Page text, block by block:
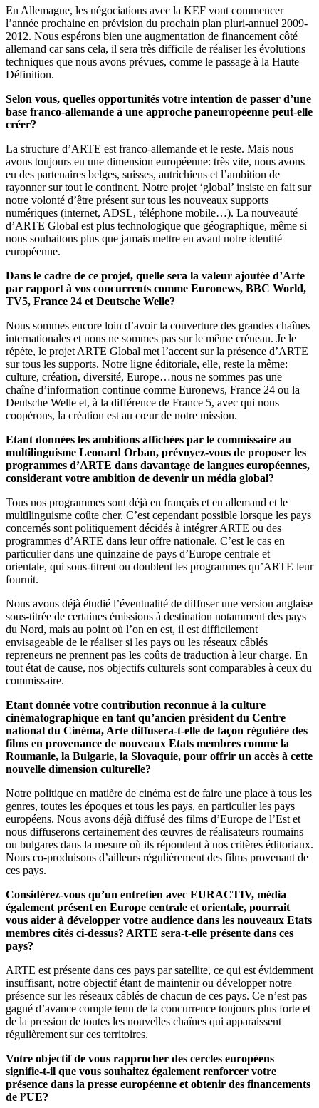
En Allemagne, les négociations avec la KEF vont commencer
l’année prochaine en prévision du prochain plan pluri-annuel 2009-
2012. Nous espérons bien une augmentation de financement côté
allemand car sans cela, il sera très difficile de réaliser les évolutions
techniques que nous avons prévues, comme le passage à la Haute
Définition.
Selon vous, quelles opportunités votre intention de passer d’une
base franco-allemande à une approche paneuropéenne peut-elle
créer?
La structure d’ARTE est franco-allemande et le reste. Mais nous
avons toujours eu une dimension européenne: très vite, nous avons
eu des partenaires belges, suisses, autrichiens et l’ambition de
rayonner sur tout le continent. Notre projet ‘global’ insiste en fait sur
notre volonté d’être présent sur tous les nouveaux supports
numériques (internet, ADSL, téléphone mobile…). La nouveauté
d’ARTE Global est plus technologique que géographique, même si
nous souhaitons plus que jamais mettre en avant notre identité
européenne.
Dans le cadre de ce projet, quelle sera la valeur ajoutée d’Arte
par rapport à vos concurrents comme Euronews, BBC World,
TV5, France 24 et Deutsche Welle?
Nous sommes encore loin d’avoir la couverture des grandes chaînes
internationales et nous ne sommes pas sur le même créneau. Je le
répète, le projet ARTE Global met l’accent sur la présence d’ARTE
sur tous les supports. Notre ligne éditoriale, elle, reste la même:
culture, création, diversité, Europe…nous ne sommes pas une
chaîne d’information continue comme Euronews, France 24 ou la
Deutsche Welle et, à la différence de France 5, avec qui nous
coopérons, la création est au cœur de notre mission.
Etant données les ambitions affichées par le commissaire au
multilinguisme Leonard Orban, prévoyez-vous de proposer les
programmes d’ARTE dans davantage de langues européennes,
considerant votre ambition de devenir un média global?
Tous nos programmes sont déjà en français et en allemand et le
multilinguisme coûte cher. C’est cependant possible lorsque les pays
concernés sont politiquement décidés à intégrer ARTE ou des
programmes d’ARTE dans leur offre nationale. C’est le cas en
particulier dans une quinzaine de pays d’Europe centrale et
orientale, qui sous-titrent ou doublent les programmes qu’ARTE leur
fournit.
Nous avons déjà étudié l’éventualité de diffuser une version anglaise
sous-titrée de certaines émissions à destination notamment des pays
du Nord, mais au point où l’on en est, il est difficilement
envisageable de le réaliser si les pays ou les réseaux câblés
repreneurs ne prennent pas les coûts de traduction à leur charge. En
tout état de cause, nos objectifs culturels sont comparables à ceux du
commissaire.
Etant donnée votre contribution reconnue à la culture
cinématographique en tant qu’ancien président du Centre
national du Cinéma, Arte diffusera-t-elle de façon régulière des
films en provenance de nouveaux Etats membres comme la
Roumanie, la Bulgarie, la Slovaquie, pour offrir un accès à cette
nouvelle dimension culturelle?
Notre politique en matière de cinéma est de faire une place à tous les
genres, toutes les époques et tous les pays, en particulier les pays
européens. Nous avons déjà diffusé des films d’Europe de l’Est et
nous diffuserons certainement des œuvres de réalisateurs roumains
ou bulgares dans la mesure où ils répondent à nos critères éditoriaux.
Nous co-produisons d’ailleurs régulièrement des films provenant de
ces pays.
Considérez-vous qu’un entretien avec EURACTIV, média
également présent en Europe centrale et orientale, pourrait
vous aider à développer votre audience dans les nouveaux Etats
membres cités ci-dessus? ARTE sera-t-elle présente dans ces
pays?
ARTE est présente dans ces pays par satellite, ce qui est évidemment
insuffisant, notre objectif étant de maintenir ou développer notre
présence sur les réseaux câblés de chacun de ces pays. Ce n’est pas
gagné d’avance compte tenu de la concurrence toujours plus forte et
de la pression de toutes les nouvelles chaînes qui apparaissent
régulièrement sur ces territoires.
Votre objectif de vous rapprocher des cercles européens
signifie-t-il que vous souhaitez également renforcer votre
présence dans la presse européenne et obtenir des financements
de l’UE?